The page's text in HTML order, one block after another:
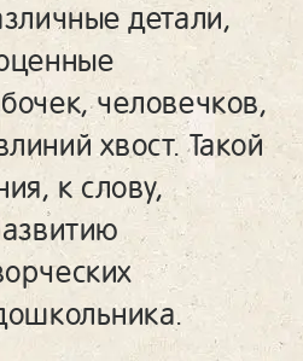
детали,
человечков,
хвост. Такой
к слову,